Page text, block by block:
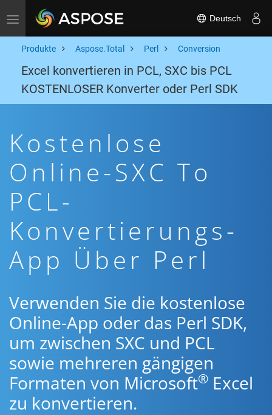
Toggle navigation Deutsch
Produkte Aspose.Total Perl Conversion
Excel konvertieren in PCL, SXC bis PCL
KOSTENLOSER Konverter oder Perl SDK
Kostenlose
Online-SXC To
PCL-
Konvertierungs-
App Über Perl
Verwenden Sie die kostenlose
Online-App oder das Perl SDK,
um zwischen SXC und PCL
sowie mehreren gängigen
Formaten von Microsoft® Excel
zu konvertieren.